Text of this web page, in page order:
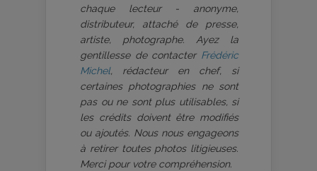
chaque lecteur - anonyme,
distributeur, attaché de presse,
artiste, photographe. Ayez la
gentillesse de contacter Frédéric
Michel, rédacteur en chef, si
certaines photographies ne sont
pas ou ne sont plus utilisables, si
les crédits doivent être modifiés
ou ajoutés. Nous nous engageons
à retirer toutes photos litigieuses.
Merci pour votre compréhension.